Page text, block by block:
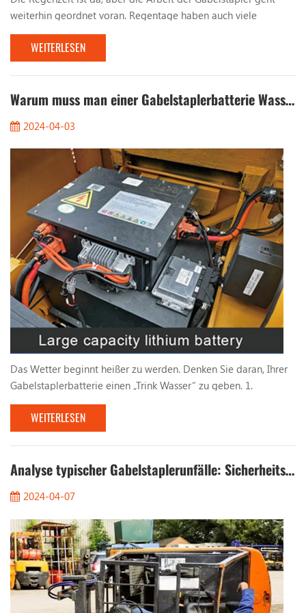
weiterhin geordnet voran. Regentage haben auch viele
Probleme für die Arbeit von Gabelstaplern mit sich gebracht.
Lassen Sie uns über die Probleme sprechen, die bei der Arbeit
mit Gabelstaplern an regnerischen Tagen beachtet werden
sollten. 1. Beobachten Sie die Straßenverhältnisse. Bei Arbeiten
an Regentagen müssen Sie auf die Beschaffen...
WEITERLESEN
Warum muss man einer Gabelstaplerbatterie Wasser hinzufügen?
2024-04-03
Das Wetter beginnt heißer zu werden. Denken Sie daran, Ihrer
Gabelstaplerbatterie einen „Trink Wasser“ zu geben. 1.
Unerwartete Inspektion. Wie lange ist es her, dass Sie die
Batterie des Gabelstaplers mit Wasser gefüllt haben? Werfen
Sie einen kurzen Blick auf den Batteriestand Ihres Gabelstaplers
! Die Häufigkeit des Nachfüllens von Wasser in die Batterie des
Gabelstaplers hängt hauptsächlich vo...
WEITERLESEN
Analyse typischer Gabelstaplerunfälle: Sicherheitsrisiken vollständig eliminieren
2024-04-07